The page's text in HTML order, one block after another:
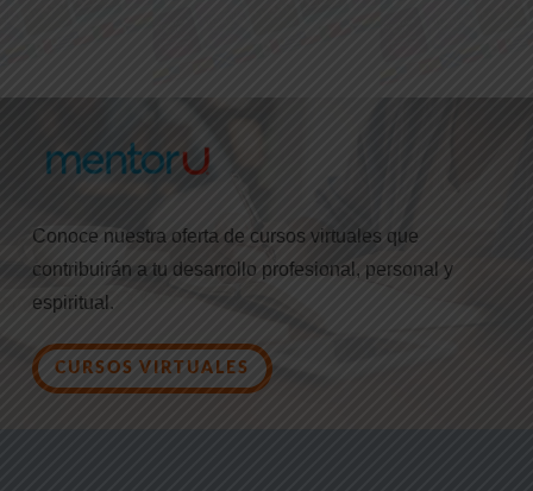
Conoce nuestra oferta de cursos virtuales que
contribuirán a tu desarrollo profesional, personal y
espiritual.
CURSOS VIRTUALES